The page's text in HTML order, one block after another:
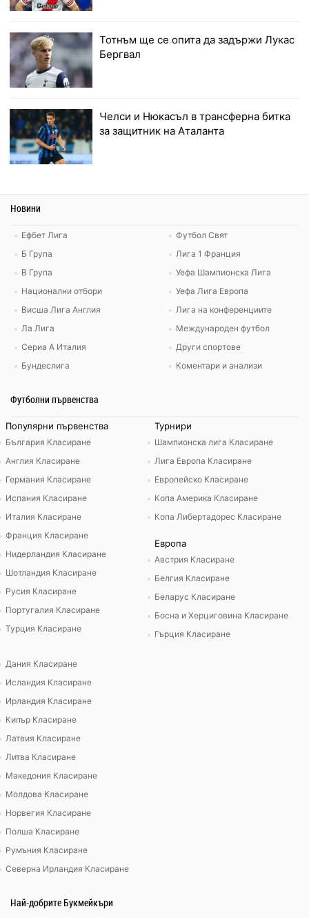
Тотнъм ще се опита да задържи Лукас
Бергвал
Челси и Нюкасъл в трансферна битка
за защитник на Аталанта
Новини
Ефбет Лига
Б Група
В Група
Национални отбори
Висша Лига Англия
Ла Лига
Сериа А Италия
Бундеслига
Футбол Свят
Лига 1 Франция
Уефа Шампионска Лига
Уефа Лига Европа
Лига на конференциите
Международен футбол
Други спортове
Коментари и анализи
Футболни първенства
Популярни първенства
България Класиране
Англия Класиране
Германия Класиране
Испания Класиране
Италия Класиране
Франция Класиране
Нидерландия Класиране
Шотландия Класиране
Русия Класиране
Португалия Класиране
Турция Класиране
Турнири
Шампионска лига Класиране
Лига Европа Класиране
Европейско Класиране
Копа Америка Класиране
Копа Либертадорес Класиране
Европа
Австрия Класиране
Белгия Класиране
Беларус Класиране
Босна и Херциговина Класиране
Гърция Класиране
Дания Класиране
Исландия Класиране
Ирландия Класиране
Кипър Класиране
Латвия Класиране
Литва Класиране
Македония Класиране
Молдова Класиране
Норвегия Класиране
Полша Класиране
Румъния Класиране
Северна Ирландия Класиране
Най-добрите Букмейкъри